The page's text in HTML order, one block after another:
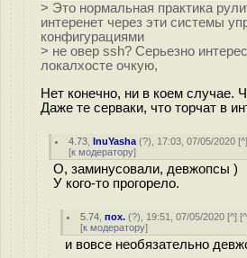
> Это нормальная практика
интеренет через эти системы
конфигурациями
> не овер ssh? Серьезно
локалхосте очкую,
Нет конечно, ни в коем случае.
Даже те серваки, что торчат в
4.73 ,InuYasha (?), 17:03, 07/05/2020 [^
[к модератору]
О, заминусовали, девжопсы )
У кого-то прогорело.
5.74 ,пох. (?), 19:51, 07/05/2020 [^] [
[к модератору]
и вовсе необязательно